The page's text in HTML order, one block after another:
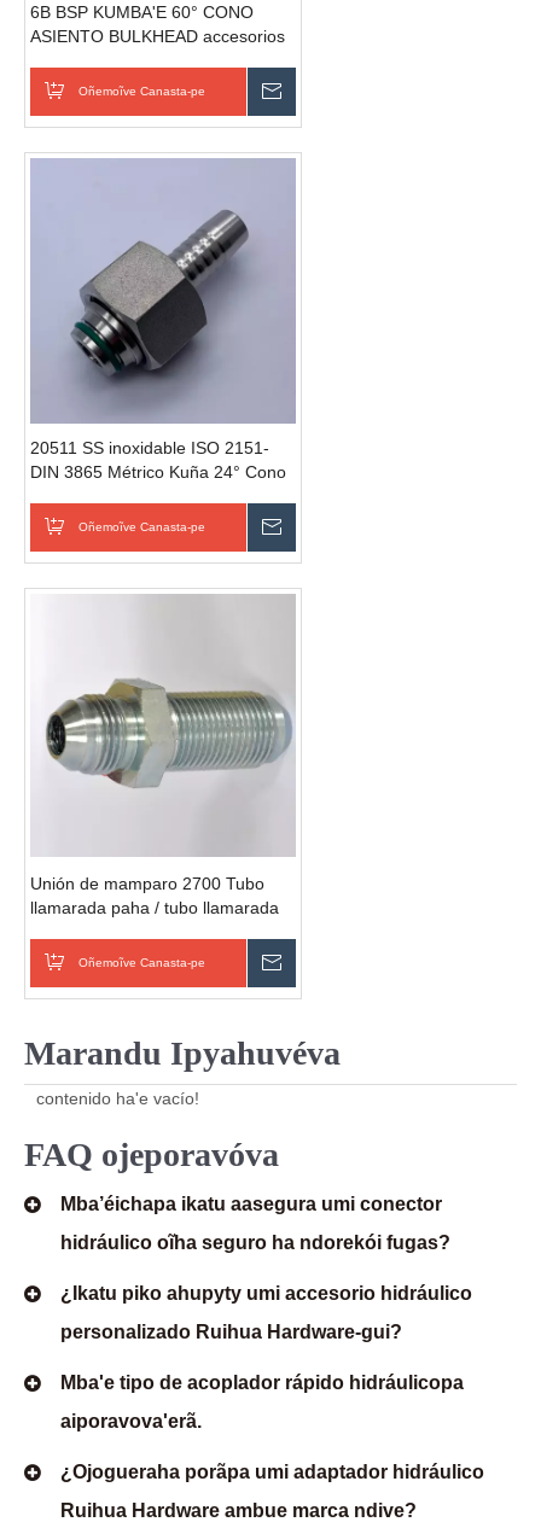
6B BSP KUMBA'E 60° CONO
ASIENTO BULKHEAD accesorios
Oñemoĩve Canasta-pe
20511 SS inoxidable ISO 2151-
DIN 3865 Métrico Kuña 24° Cono
acero inoxidable métrico
Oñemoĩve Canasta-pe
Unión de mamparo 2700 Tubo
llamarada paha / tubo llamarada
mamparo de latón
Oñemoĩve Canasta-pe
Marandu Ipyahuvéva
contenido ha'e vacío!
FAQ ojeporavóva
Mba’éichapa ikatu aasegura umi conector
hidráulico oĩha seguro ha ndorekói fugas?
¿Ikatu piko ahupyty umi accesorio hidráulico
personalizado Ruihua Hardware-gui?
Mba'e tipo de acoplador rápido hidráulicopa
aiporavova'erã.
¿Ojogueraha porãpa umi adaptador hidráulico
Ruihua Hardware ambue marca ndive?